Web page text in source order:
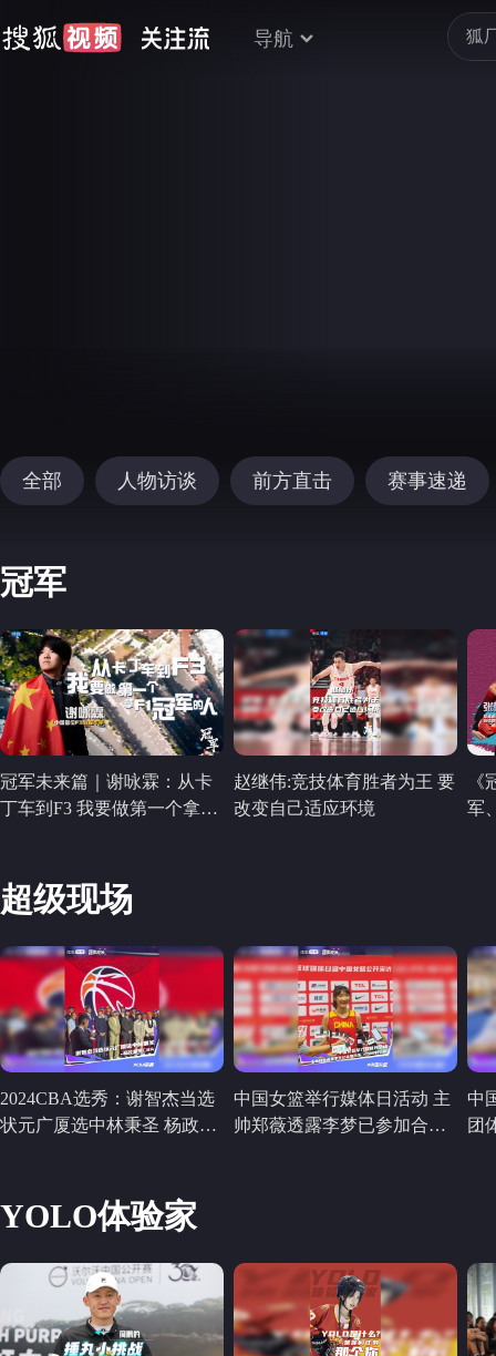
导航
全部 人物访谈 前方直击 赛事速递
冠军
冠军未来篇｜谢咏霖：从卡
丁车到F3 我要做第一个拿F1
成的财经观察 @郭大燕紫
@Echo Sport
赵继伟:竞技体育胜者为王 要
改变自己适应环境
军
超级现场
2024CBA选秀：谢智杰当选
状元广厦选中林秉圣 杨政圆
中国女篮举行媒体日活动 主
帅郑薇透露李梦已参加合练
中
团
YOLO体验家